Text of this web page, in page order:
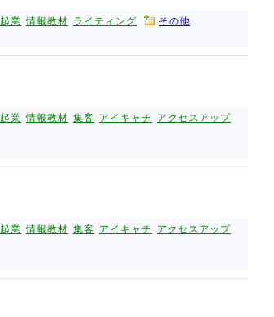
業 情報教材 ライティング その他
業 情報教材 集客 アイキャチ
アクセスアップ
業 情報教材 集客 アイキャチ
アクセスアップ